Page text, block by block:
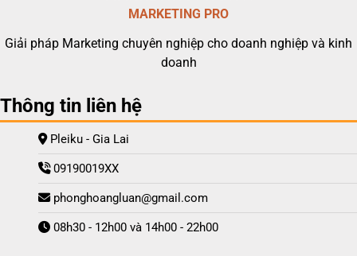
MARKETING PRO
Giải pháp Marketing chuyên nghiệp cho doanh nghiệp và kinh
doanh
Thông tin liên hệ
Pleiku - Gia Lai
09190019XX
phonghoangluan@gmail.com
08h30 - 12h00 và 14h00 - 22h00